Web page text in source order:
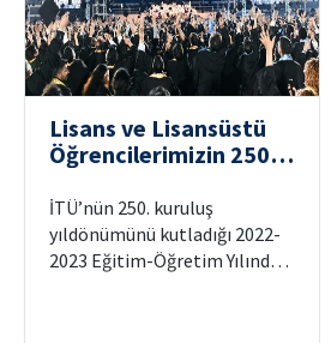
Lisans ve Lisansüstü
Öğrencilerimizin 250.
İTÜ’nün 250. kuruluş
yıldönümünü kutladığı 2022-
2023 Eğitim-Öğretim Yılında